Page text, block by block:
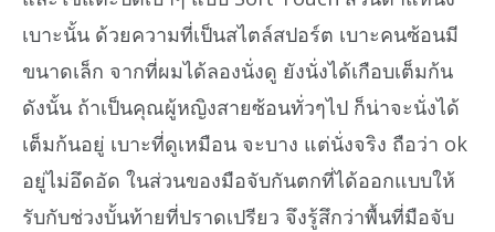
เบาะนั้น ด้วยความที่เป็นสไตล์สปอร์ต เบาะคนซ้อนมี
ขนาดเล็ก จากที่ผมได้ลองนั่งดู ยังนั่งได้เกือบเต็มก้น
ดังนั้น ถ้าเป็นคุณผู้หญิงสายซ้อนทั่วๆไป ก็น่าจะนั่งได้
เต็มก้นอยู่ เบาะที่ดูเหมือน จะบาง แต่นั่งจริง ถือว่า ok
อยู่ไม่อึดอัด ในส่วนของมือจับกันตกที่ได้ออกแบบให้
รับกับช่วงบั้นท้ายที่ปราดเปรียว จึงรู้สึกว่าพื้นที่มือจับ